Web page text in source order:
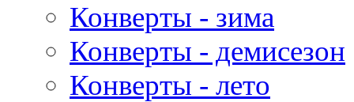
Конверты - зима
Конверты - демисезон
Конверты - лето